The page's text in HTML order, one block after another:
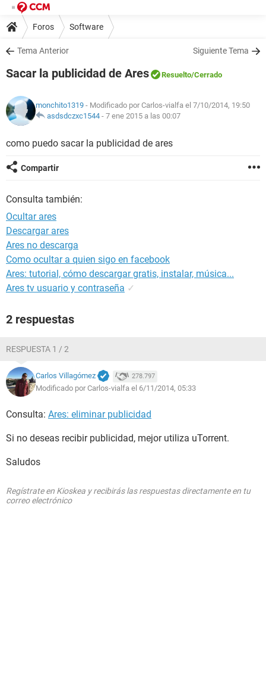
Foros Software
Tema Anterior Siguiente Tema
Sacar la publicidad de Ares Resuelto/Cerrado
monchito1319 - Modificado por Carlos-vialfa el 7/10/2014, 19:50
asdsdczxc1544 - 7 ene 2015 a las 00:07
como puedo sacar la publicidad de ares
Compartir
Consulta también:
Ocultar ares
Descargar ares
Ares no descarga
Como ocultar a quien sigo en facebook
Ares: tutorial, cómo descargar gratis, instalar, música...
Ares tv usuario y contraseña ✓
2 respuestas
RESPUESTA 1 / 2
Carlos Villagómez 278.797
Modificado por Carlos-vialfa el 6/11/2014, 05:33
Consulta: Ares: eliminar publicidad
Si no deseas recibir publicidad, mejor utiliza uTorrent.
Saludos
Regístrate en Kioskea y recibirás las respuestas directamente en tu
correo electrónico